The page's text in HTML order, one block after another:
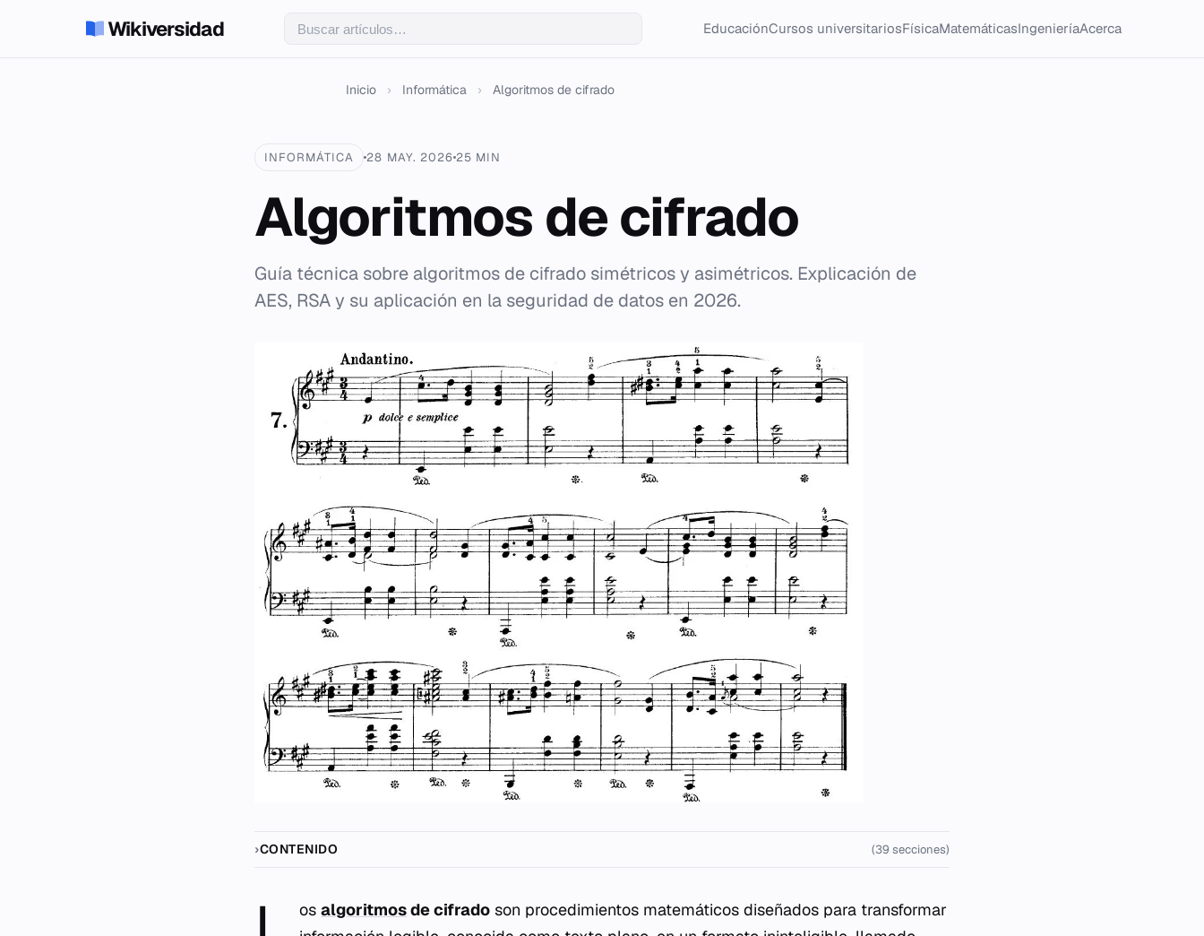
Wikiversidad EducaciónCursos universitariosFísicaMatemáticasIngenieríaAcerca
Inicio › Informática › Algoritmos de cifrado
INFORMÁTICA 28 MAY. 2026 25 MIN
Algoritmos de cifrado
Guía técnica sobre algoritmos de cifrado simétricos y asimétricos. Explicación de
AES, RSA y su aplicación en la seguridad de datos en 2026.
CONTENIDO (39 secciones)
osalgoritmosde cifrado son procedimientos matemáticos diseñados para transformar